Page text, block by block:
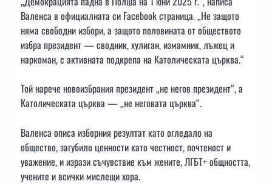
Валенса в официалната си Facebook страница. „Не защото
няма свободни избори, а защото половината от обществото
избра президент — сводник, хулиган, измамник, лъжец и
наркоман, с активната подкрепа на Католическата църква.“
Той нарече новоизбрания президент „не негов президент“, а
Католическата църква — „не неговата църква“.
Валенса описа изборния резултат като огледало на
общество, загубило ценности като честност, почтеност и
уважение, и изрази съчувствие към жените, ЛГБТ+ общността,
учените и всички мислещи хора.